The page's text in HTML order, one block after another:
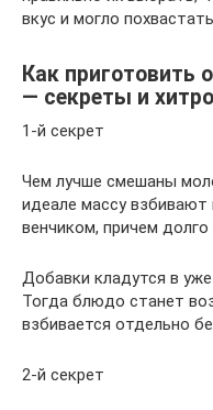
вкус и могло
Как приготовить
— секреты и
1-й секрет
Чем лучше смешаны
идеале массу взбивают
венчиком, причем долго
Добавки кладутся в
Тогда блюдо станет
взбивается отдельно
2-й секрет